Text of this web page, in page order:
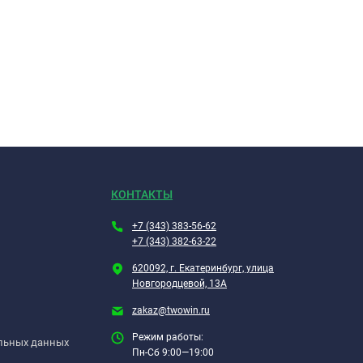
данных
КОНТАКТЫ
+7 (343) 383-56-62
+7 (343) 382-63-22
620092, г. Екатеринбург, улица
Новгородцевой, 13А
zakaz@twowin.ru
Режим работы:
Пн-Сб 9:00—19:00